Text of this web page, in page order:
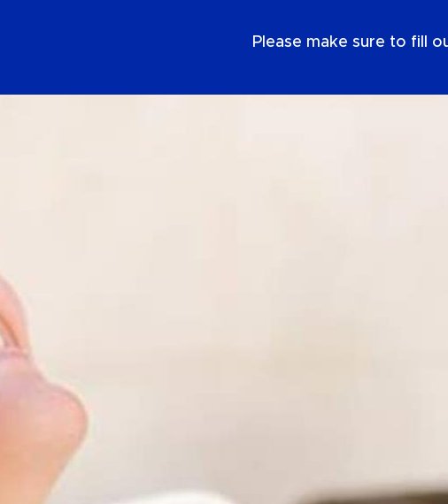
Please make sure to fill